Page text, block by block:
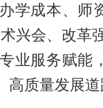
学成本、师
兴会、改革
业服务赋能
质量发展道